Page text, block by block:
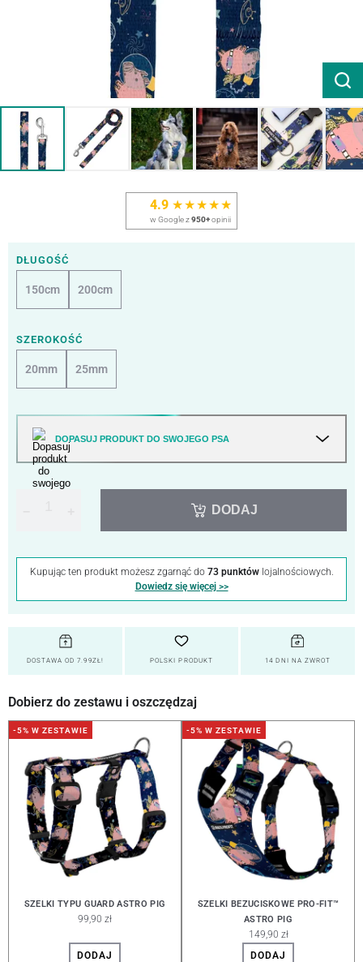
4.9 ★★★★★
w Google z950+opinii
DŁUGOŚĆ
150cm 200cm
SZEROKOŚĆ
20mm 25mm
DOPASUJ PRODUKT DO SWOJEGO PSA
DODAJ
Kupując ten produkt możesz zgarnąć do 73 punktówlojalnościowych.
Dowiedz się więcej >>
DOSTAWA OD 7.99ZŁ! POLSKI PRODUKT 14 DNI NA ZWROT
Dobierz do zestawu i oszczędzaj
-5% W ZESTAWIE
SZELKI TYPU GUARD ASTRO PIG
99,90 zł
DODAJ
-5% W ZESTAWIE
SZELKI BEZUCISKOWE PRO-FIT™
ASTRO PIG
149,90 zł
DODAJ